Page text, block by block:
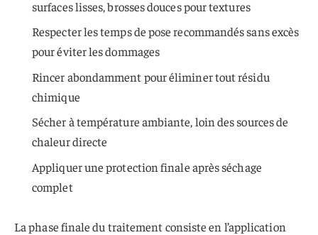
surfaces lisses, brosses douces pour textures
Respecter les temps de pose recommandés sans excès
pour éviter les dommages
Rincer abondamment pour éliminer tout résidu
chimique
Sécher à température ambiante, loin des sources de
chaleur directe
Appliquer une protection finale après séchage
complet
La phase finale du traitement consiste en l’application